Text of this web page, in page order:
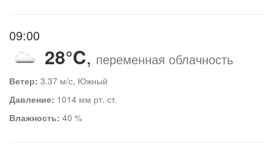
09:00
28°C, переменная облачность
Ветер: 3.37 м/с, Южный
Давление: 1014 мм рт. ст.
Влажность: 40 %